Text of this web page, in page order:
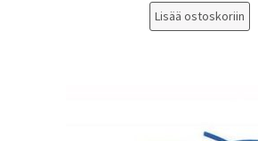
Lisää ostoskoriin